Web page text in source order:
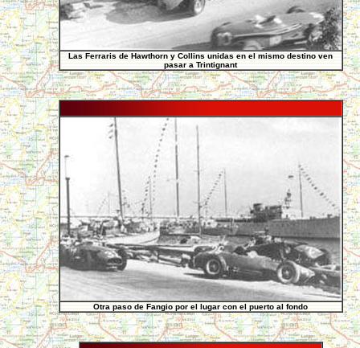
Las Ferraris de Hawthorn y Collins unidas en el mismo destino ven
pasar a Trintignant
Otra paso de Fangio por el lugar con el puerto al fondo